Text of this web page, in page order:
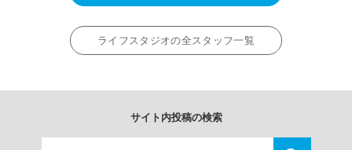
ライフスタジオの全スタッフ一覧
サイト内投稿の検索